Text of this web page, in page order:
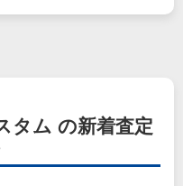
タム の新着査定